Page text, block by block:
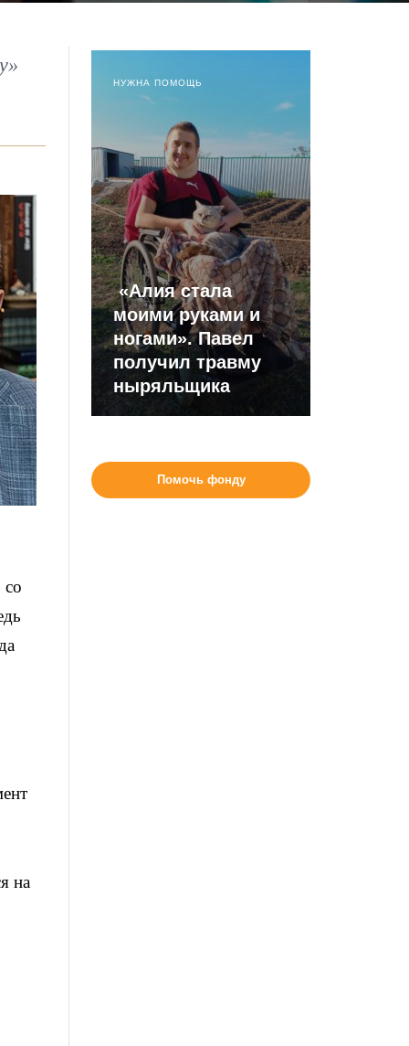
на
НУЖНА ПОМОЩЬ
«Алия стала
моими руками и
ногами». Павел
получил травму
ныряльщика
Помочь фонду